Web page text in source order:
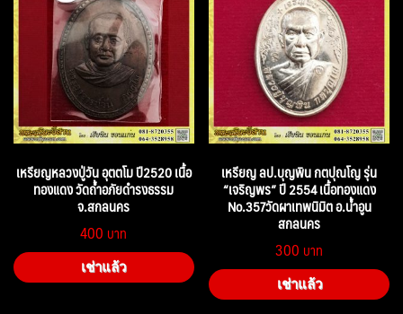
เหรียญหลวงปู่วัน อุตตโม ปี2520 เนื้อ
ทองแดง วัดถ้ำอภัยดำรงธรรม
จ.สกลนคร
400
เช่าแล้ว
เหรียญ ลป.บุญพิน กตปุณโญ รุ่น
“เจริญพร” ปี 2554 เนื้อทองแดง
No.357วัดผาเทพนิมิต อ.น้ำอูน
สกลนคร
300
เช่าแล้ว